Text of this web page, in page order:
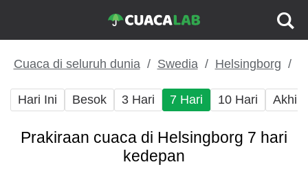
Cuaca di seluruh dunia Swedia Helsingborg
Hari Ini Besok 3 Hari 7 Hari 10 Hari Akhir
Prakiraan cuaca di Helsingborg 7 hari
kedepan